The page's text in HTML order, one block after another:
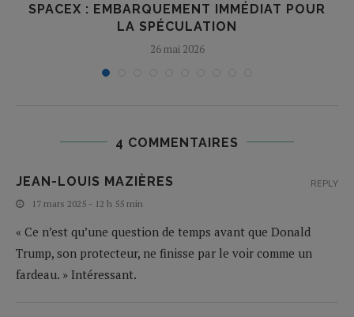
SPACEX : EMBARQUEMENT IMMÉDIAT POUR
LA SPÉCULATION
26 mai 2026
4 COMMENTAIRES
JEAN-LOUIS MAZIÈRES
17 mars 2025 - 12 h 55 min
« Ce n’est qu’une question de temps avant que Donald
Trump, son protecteur, ne finisse par le voir comme un
fardeau. » Intéressant.
REPLY